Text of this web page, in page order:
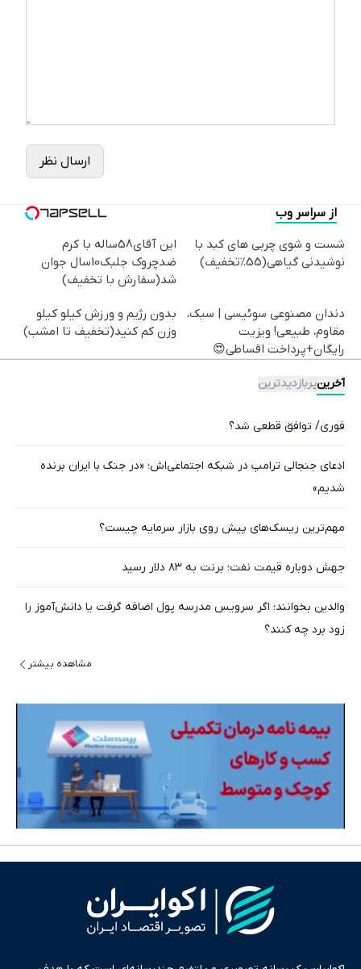
ارسال نظر
از سراسر وب
شست و شوی چربی های کبد با
نوشیدنی گیاهی(55%تخفیف)
این آقای58ساله با کرم
ضدچروک جلبک10سال جوان
شد(سفارش با تخفیف)
دندان مصنوعی سوئیسی | سبک،
مقاوم، طبیعی! ویزیت
رایگان+پرداخت اقساطی😍
بدون رژیم و ورزش کیلو کیلو
وزن کم کنید(تخفیف تا امشب)
آخرینپربازدیدترین
فوری/ توافق قطعی شد؟
ادعای جنجالی ترامپ در شبکه اجتماعی‌اش؛ «در جنگ با ایران برنده
شدیم»
مهم‌ترین ریسک‌های پیش روی بازار سرمایه چیست؟
جهش دوباره قیمت نفت؛ برنت به ۸۳ دلار رسید
والدین بخوانند؛ اگر سرویس مدرسه پول اضافه گرفت یا دانش‌آموز را
زود برد چه کنند؟
مشاهده بیشتر